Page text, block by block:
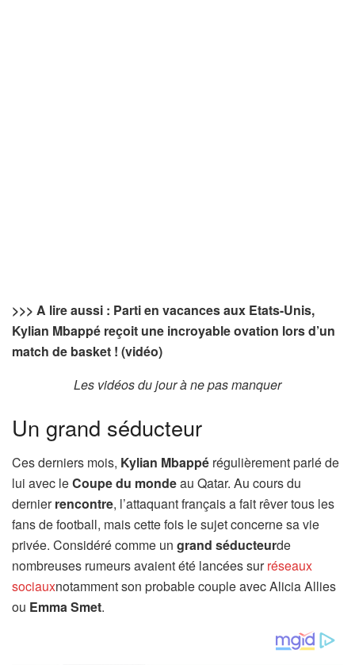
>>> A lire aussi : Parti en vacances aux Etats-Unis,
Kylian Mbappé reçoit une incroyable ovation lors d’un
match de basket ! (vidéo)
Les vidéos du jour à ne pas manquer
Un grand séducteur
Ces derniers mois, Kylian Mbappé régulièrement parlé de
lui avec leCoupe du mondeau Qatar. Au cours du
dernierrencontre, l’attaquant français a fait rêver tous les
fans de football, mais cette fois le sujet concerne sa vie
privée. Considéré comme un grand séducteurde
nombreuses rumeurs avaient été lancées surréseaux
sociauxnotamment son probable couple avec Alicia Allies
ou Emma Smet.